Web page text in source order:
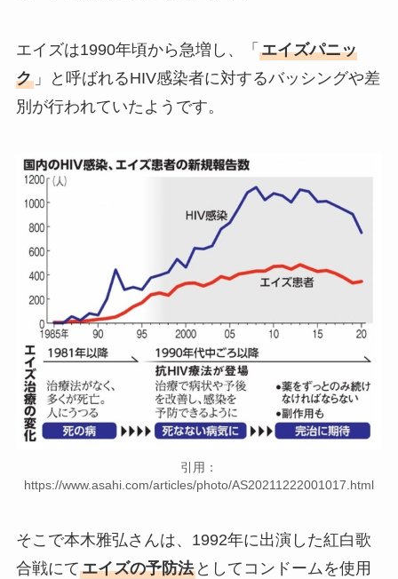
エイズは1990年頃から急増し、「 エイズパニッ
ク」と呼ばれるHIV感染者に対するバッシングや差
別が行われていたようです。
引用：
https://www.asahi.com/articles/photo/AS20211222001017.html
そこで本木雅弘さんは、1992年に出演した紅白歌
合戦にてエイズの予防法としてコンドームを使用